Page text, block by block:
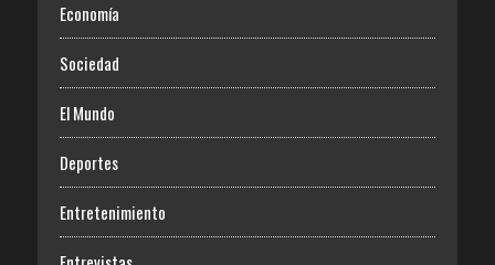
Economía
Sociedad
El Mundo
Deportes
Entretenimiento